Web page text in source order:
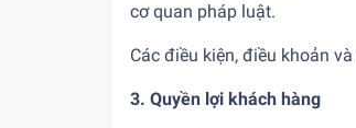
cơ quan pháp luật.
Các điều kiện, điều khoản
3. Quyền lợi khách hàng